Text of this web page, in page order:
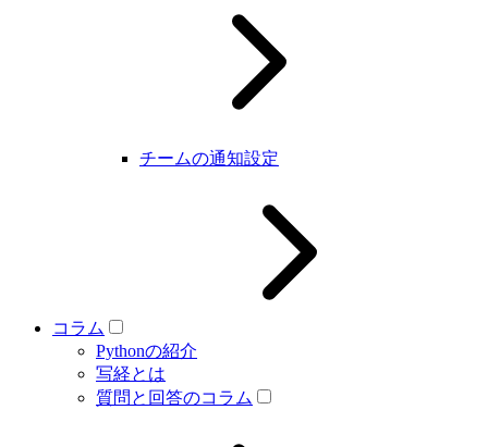
チームの通知設定
コラム
Pythonの紹介
写経とは
質問と回答のコラム